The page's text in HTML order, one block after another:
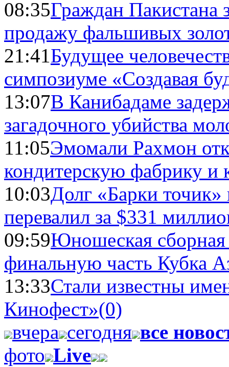
08:35Граждан Пакистана
продажу фальшивых
21:41Будущее
симпозиуме «Создавая
13:07В Канибадаме
загадочного убийства
11:05Эмомали Рахмон
кондитерскую фабрику и
10:03Долг «Барки
перевалил за $331
09:59Юношеская
финальную часть Кубка
13:33Стали известны
Кинофест»(0)
вчера сегодня все
фото Live